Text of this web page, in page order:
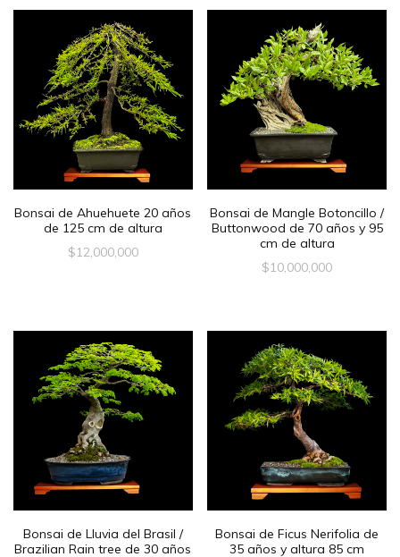
Bonsai de Ahuehuete 20 años
de 125 cm de altura
$12,000,000
Bonsai de Mangle Botoncillo /
Buttonwood de 70 años y 95
cm de altura
$10,000,000
Bonsai de Lluvia del Brasil /
Brazilian Rain tree de 30 años
Bonsai de Ficus Nerifolia de
35 años y altura 85 cm